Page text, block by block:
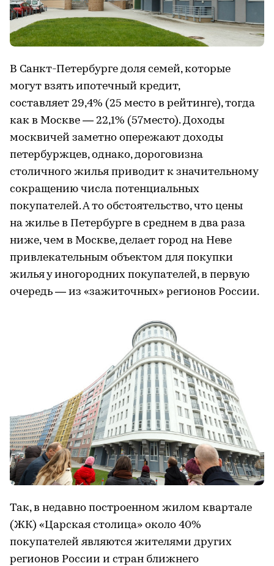
В Санкт-Петербурге доля семей, которые
могут взять ипотечный кредит,
составляет 29,4% (25 место в рейтинге), тогда
как в Москве — 22,1% (57место). Доходы
москвичей заметно опережают доходы
петербуржцев, однако, дороговизна
столичного жилья приводит к значительному
сокращению числа потенциальных
покупателей. А то обстоятельство, что цены
на жилье в Петербурге в среднем в два раза
ниже, чем в Москве, делает город на Неве
привлекательным объектом для покупки
жилья у иногородних покупателей, в первую
очередь — из «зажиточных» регионов России.
Так, в недавно построенном жилом квартале
(ЖК) «Царская столица» около 40%
покупателей являются жителями других
регионов России и стран ближнего